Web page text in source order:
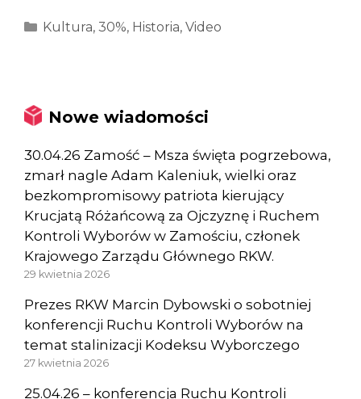
Kategorie
Kultura, 30%, Historia, Video
Nowe wiadomości
30.04.26 Zamość – Msza święta pogrzebowa,
zmarł nagle Adam Kaleniuk, wielki oraz
bezkompromisowy patriota kierujący
Krucjatą Różańcową za Ojczyznę i Ruchem
Kontroli Wyborów w Zamościu, członek
Krajowego Zarządu Głównego RKW.
29 kwietnia 2026
Prezes RKW Marcin Dybowski o sobotniej
konferencji Ruchu Kontroli Wyborów na
temat stalinizacji Kodeksu Wyborczego
27 kwietnia 2026
25.04.26 – konferencja Ruchu Kontroli